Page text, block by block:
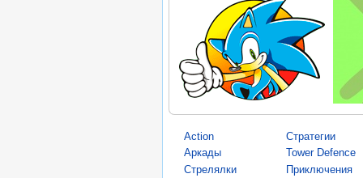
Action
Аркады
Стрелялки
Стратегии
Tower Defence
Приключения